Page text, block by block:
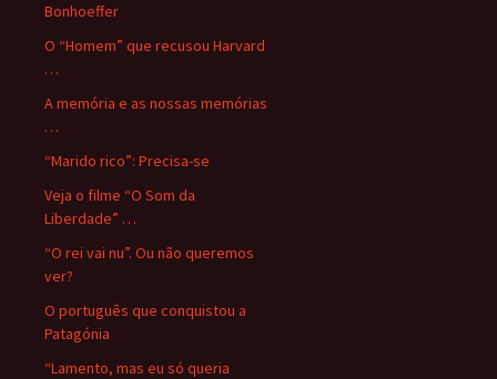
Bonhoeffer
O “Homem” que recusou Harvard
…
A memória e as nossas memórias
…
“Marido rico”: Precisa-se
Veja o filme “O Som da
Liberdade” …
“O rei vai nu”. Ou não queremos
ver?
O português que conquistou a
Patagónia
“Lamento, mas eu só queria